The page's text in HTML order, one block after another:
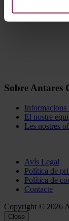
Sobre Antares
Informacions
El nostre
Les nostres
Avís Legal
Política de
Política de
Contacte
Copyright © 2026
Close